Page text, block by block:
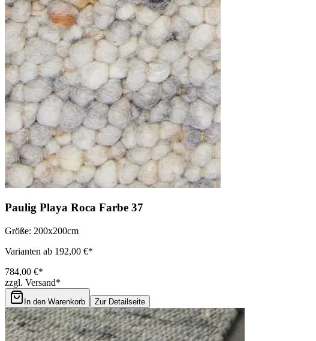
Paulig Playa Roca Farbe 37
Größe: 200x200cm
Varianten ab 192,00 €*
784,00 €*
zzgl. Versand*
In den Warenkorb Zur Detailseite